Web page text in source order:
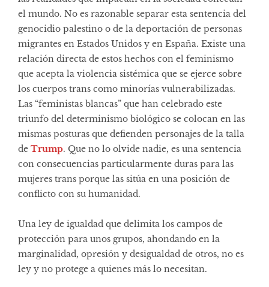
el mundo. No es razonable separar esta sentencia del
genocidio palestino o de la deportación de personas
migrantes en Estados Unidos y en España. Existe una
relación directa de estos hechos con el feminismo
que acepta la violencia sistémica que se ejerce sobre
los cuerpos trans como minorías vulnerabilizadas.
Las “feministas blancas” que han celebrado este
triunfo del determinismo biológico se colocan en las
mismas posturas que defienden personajes de la talla
de Trump. Que no lo olvide nadie, es una sentencia
con consecuencias particularmente duras para las
mujeres trans porque las sitúa en una posición de
conflicto con su humanidad.
Una ley de igualdad que delimita los campos de
protección para unos grupos, ahondando en la
marginalidad, opresión y desigualdad de otros, no es
ley y no protege a quienes más lo necesitan.